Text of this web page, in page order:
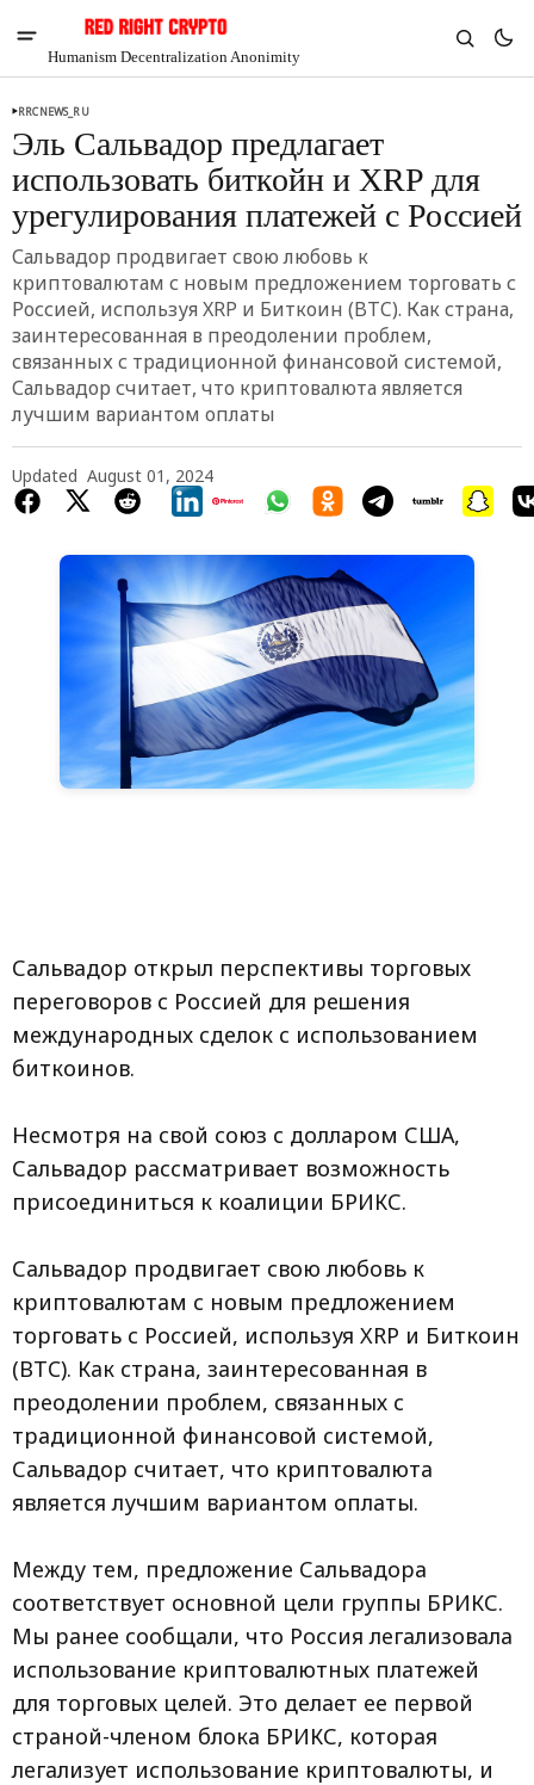
Humanism Decentralization Anonimity
Chia
$1.36
-3.48%
RRCNEWS_RU
Эль Сальвадор предлагает
использовать биткойн и XRP для
урегулирования платежей с Россией
Сальвадор продвигает свою любовь к
криптовалютам с новым предложением торговать с
Россией, используя XRP и Биткоин (BTC). Как страна,
заинтересованная в преодолении проблем,
связанных с традиционной финансовой системой,
Сальвадор считает, что криптовалюта является
лучшим вариантом оплаты
Updated August 01, 2024
Сальвадор открыл перспективы торговых
переговоров с Россией для решения
международных сделок с использованием
биткоинов.
Несмотря на свой союз с долларом США,
Сальвадор рассматривает возможность
присоединиться к коалиции БРИКС.
Сальвадор продвигает свою любовь к
криптовалютам с новым предложением
торговать с Россией, используя XRP и Биткоин
(BTC). Как страна, заинтересованная в
преодолении проблем, связанных с
традиционной финансовой системой,
Сальвадор считает, что криптовалюта
является лучшим вариантом оплаты.
Между тем, предложение Сальвадора
соответствует основной цели группы БРИКС.
Мы ранее сообщали, что Россия легализовала
использование криптовалютных платежей
для торговых целей. Это делает ее первой
страной-членом блока БРИКС, которая
легализует использование криптовалюты, и